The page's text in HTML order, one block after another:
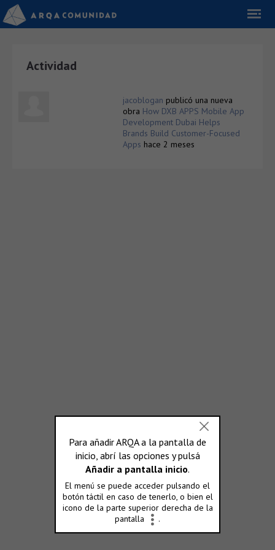
Actividad
jacoblogan publicó una nueva
obra How DXB APPS Mobile App
Development Dubai Helps
Brands Build Customer-Focused
Apps hace 2 meses